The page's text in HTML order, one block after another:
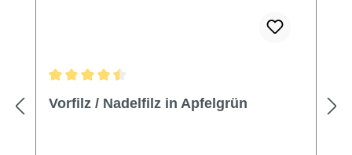
Durchschnittliche Bewertung von 4.6 von 5 Sternen
Vorfilz / Nadelfilz in Apfelgrün